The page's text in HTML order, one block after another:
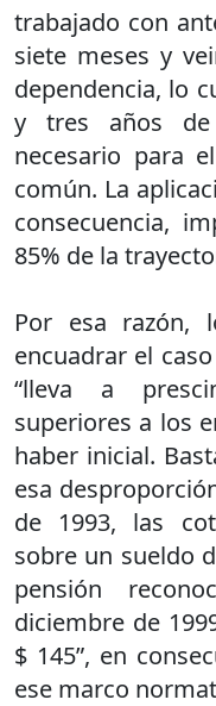
trabajado con
siete meses y
dependencia, lo
y tres años
necesario para
común. La
consecuencia,
85% de la
Por esa razón,
encuadrar el
“lleva a
superiores a los
haber inicial.
esa
de 1993, las
sobre un sueldo
pensión
diciembre de
$ 145”, en
ese marco